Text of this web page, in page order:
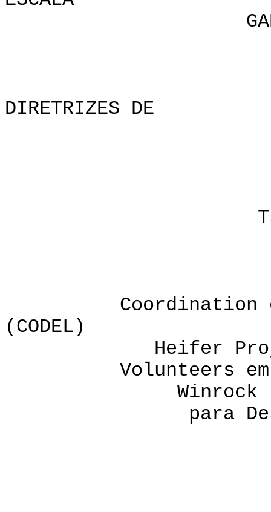
GADO
DIRETRIZES DE
Tsaile,
Coordination em
(CODEL)
Heifer Project
Volunteers em
Winrock
para